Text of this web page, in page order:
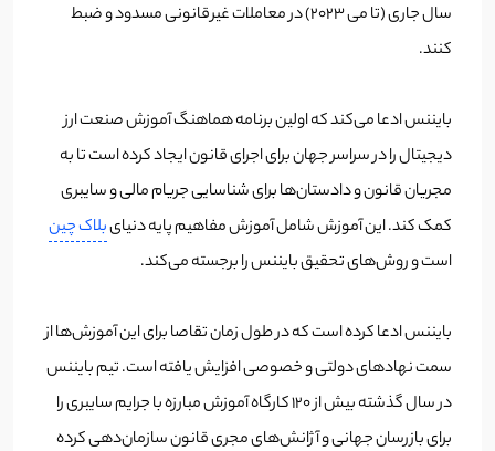
سال جاری (تا می 2023) در معاملات غیرقانونی مسدود و ضبط
کنند.
بایننس ادعا می‌کند که اولین برنامه هماهنگ آموزش صنعت ارز
دیجیتال را در سراسر جهان برای اجرای قانون ایجاد کرده است تا به
مجریان قانون و دادستان‌ها برای شناسایی جریام مالی و سایبری
کمک کند. این آموزش شامل آموزش مفاهیم پایه دنیایبلاک چین
است و روش‌های تحقیق بایننس را برجسته می‌کند.
بایننس ادعا کرده است که در طول زمان تقاصا برای این آموزش‌ها از
سمت نهادهای دولتی و خصوصی افزایش یافته است. تیم بایننس
در سال گذشته بیش از 120 کارگاه آموزش مبارزه با جرایم سایبری را
برای بازرسان جهانی و آژانش‌های مجری قانون سازمان‌دهی کرده